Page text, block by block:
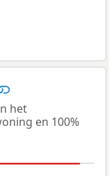
het
en 100%